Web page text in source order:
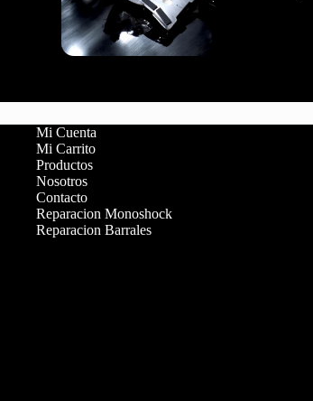
Mi Cuenta
Mi Carrito
Productos
Nosotros
Contacto
Reparacion Monoshock
Reparacion Barrales